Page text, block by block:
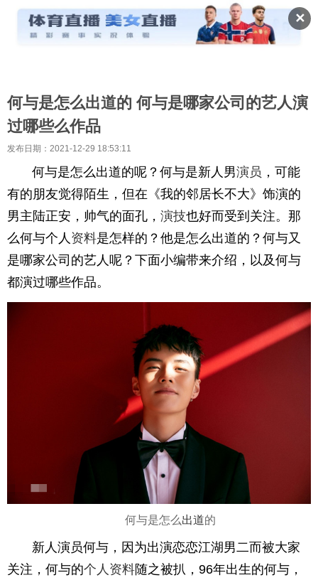
✕
何与是怎么出道的 何与是哪家公司的艺人演
过哪些么作品
发布日期：2021-12-29 18:53:11
何与是怎么出道的呢？何与是新人男演员 ，可能
有的朋友觉得陌生，但在《我的邻居长不大》饰演的
男主陆正安，帅气的面孔， 演技也好而受到关注。那
么何与个人 资料是怎样的？他是怎么出道的？何与又
是哪家公司的艺人呢？下面小编带来介绍，以及何与
都演过哪些作品。
何与是怎么出道的
新人演员何与，因为出演恋恋江湖男二而被大家
关注，何与的个人资料随之被扒，96年出生的何与，